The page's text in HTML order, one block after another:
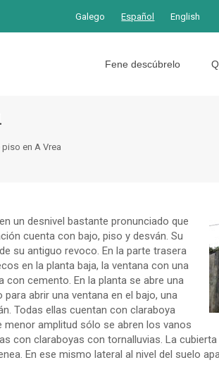
Galego Español English
Fene descúbrelo
en A Vrea
un desnivel bastante pronunciado que
cuenta con bajo, piso y desván. Su
su antiguo revoco. En la parte trasera
en la planta baja, la ventana con una
cemento. En la planta se abre una
abrir una ventana en el bajo, una
Todas ellas cuentan con claraboya
menor amplitud sólo se abren los vanos
con claraboyas con tornalluvias. La
En ese mismo lateral al nivel del suelo